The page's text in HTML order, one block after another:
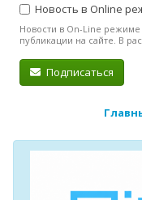
Новость в Online
Новости в On-Line
публикации на сайте. В
Подписаться